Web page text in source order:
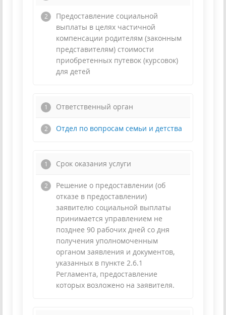
Предоставление социальной
выплаты в целях частичной
компенсации родителям (законным
представителям) стоимости
приобретенных путевок (курсовок)
для детей
Ответственный орган
Отдел по вопросам семьи и детства
Cрок оказания услуги
Решение о предоставлении (об
отказе в предоставлении)
заявителю социальной выплаты
принимается управлением не
позднее 90 рабочих дней со дня
получения уполномоченным
органом заявления и документов,
указанных в пункте 2.6.1
Регламента, предоставление
которых возложено на заявителя.